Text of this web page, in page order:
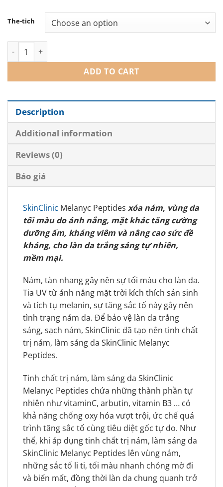
The-tich
SkinClinic Melanyc Peptides – Tinh chất trị nám, làm sáng da
ADD TO CART
Description
Additional information
Reviews (0)
Báo giá
SkinClinic Melanyc Peptides xóa nám, vùng da
tối màu do ánh nắng, mặt khác tăng cường
dưỡng ẩm, kháng viêm và nâng cao sức đề
kháng, cho làn da trắng sáng tự nhiên,
mềm mại.
Nám, tàn nhang gây nên sự tối màu cho làn da.
Tia UV từ ánh nắng mặt trời kích thích sản sinh
và tích tụ melanin, sự tăng sắc tố này gây nên
tình trạng nám da. Để bảo vệ làn da trắng
sáng, sạch nám, SkinClinic đã tạo nên tinh chất
trị nám, làm sáng da SkinClinic Melanyc
Peptides.
Tinh chất trị nám, làm sáng da SkinClinic
Melanyc Peptides chứa những thành phần tự
nhiên như vitaminC, arbutin, vitamin B3 … có
khả năng chống oxy hóa vượt trội, ức chế quá
trình tăng sắc tố cùng tiêu diệt gốc tự do. Như
thế, khi áp dụng tinh chất trị nám, làm sáng da
SkinClinic Melanyc Peptides lên vùng nám,
những sắc tố li ti, tối màu nhanh chóng mờ đi
và biến mất, đồng thời làn da chung quanh trở